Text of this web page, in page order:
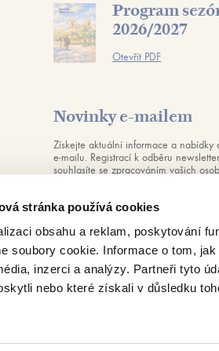
stránka používá cookies
obsahu a reklam, poskytování
soubory cookie. Informace o tom,
inzerci a analýzy. Partneři tyto
nebo které získali v důsledku
Program
2026/2027
Otevřít PDF
Novinky e-mailem
Získejte aktuální informace a nabídky
e-mailu. Registrací k odběru
souhlasíte se zpracováním vašich